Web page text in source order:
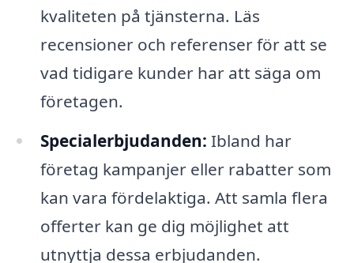
kvaliteten på tjänsterna. Läs
recensioner och referenser för att se
vad tidigare kunder har att säga om
företagen.
Specialerbjudanden: Ibland har
företag kampanjer eller rabatter som
kan vara fördelaktiga. Att samla flera
offerter kan ge dig möjlighet att
utnyttja dessa erbjudanden.